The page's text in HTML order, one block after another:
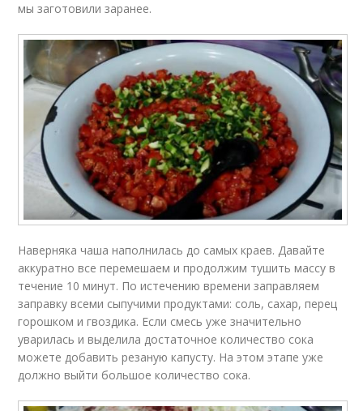
мы заготовили заранее.
Наверняка чаша наполнилась до самых краев. Давайте
аккуратно все перемешаем и продолжим тушить массу в
течение 10 минут. По истечению времени заправляем
заправку всеми сыпучими продуктами: соль, сахар, перец
горошком и гвоздика. Если смесь уже значительно
уварилась и выделила достаточное количество сока
можете добавить резаную капусту. На этом этапе уже
должно выйти большое количество сока.